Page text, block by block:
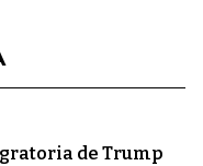
de Trump